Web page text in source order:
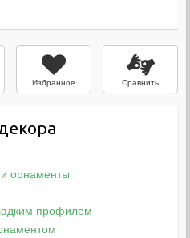
Избранное Сравнить
орнаменты
профилем